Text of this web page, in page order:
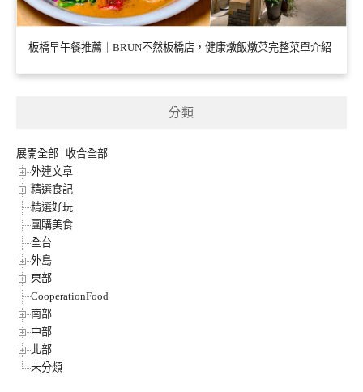
板橋早午餐推薦｜BRUN不然板橋店，健康燉飯燉菜完整菜單介紹
分類
展開全部 | 收合全部
外連文章
精選食記
精選好玩
團購美食
全台
外島
東部
CooperationFood
南部
中部
北部
未分類